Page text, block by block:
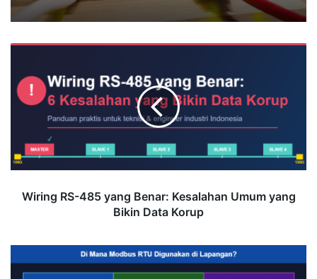
Wiring
485
yang
Benar:
Kesalahan
yang
Bikin
Korup
Wiring RS-485 yang Benar: Kesalahan Umum yang
Bikin Data Korup
Baca